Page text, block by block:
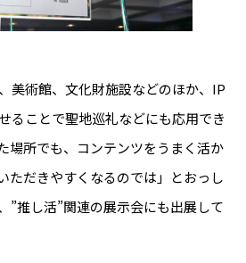
美術館、文化財施設などのほか、IP
ることで聖地巡礼などにも応用でき
場所でも、コンテンツをうまく活か
ただきやすくなるのでは」とおっし
”推し活”関連の展示会にも出展して